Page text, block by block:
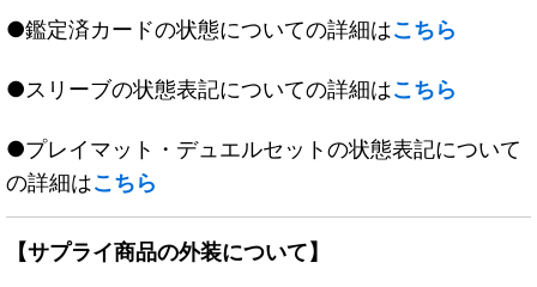
●鑑定済カードの状態についての詳細はこちら
●スリーブの状態表記についての詳細はこちら
●プレイマット・デュエルセットの状態表記について
の詳細はこちら
【サプライ商品の外装について】